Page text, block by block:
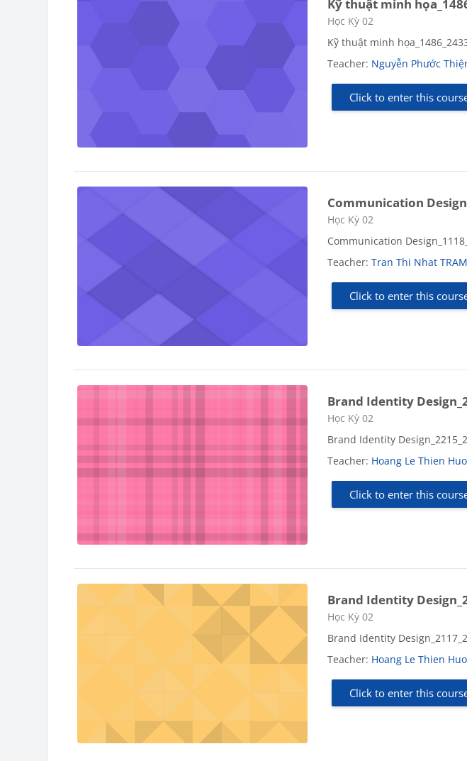
Kỹ thuật minh
Course category
Học Kỳ 02
Kỹ thuật minh
Teacher: Nguyễn Phước
Click to enter this
Communication
Course category
Học Kỳ 02
Communication
Teacher:Tran Thi Nhat TRAM
Click to enter this
Brand Identity
Course category
Học Kỳ 02
Brand Identity
Teacher: Hoang Le Thien
Click to enter this
Brand Identity
Course category
Học Kỳ 02
Brand Identity
Teacher: Hoang Le Thien
Click to enter this